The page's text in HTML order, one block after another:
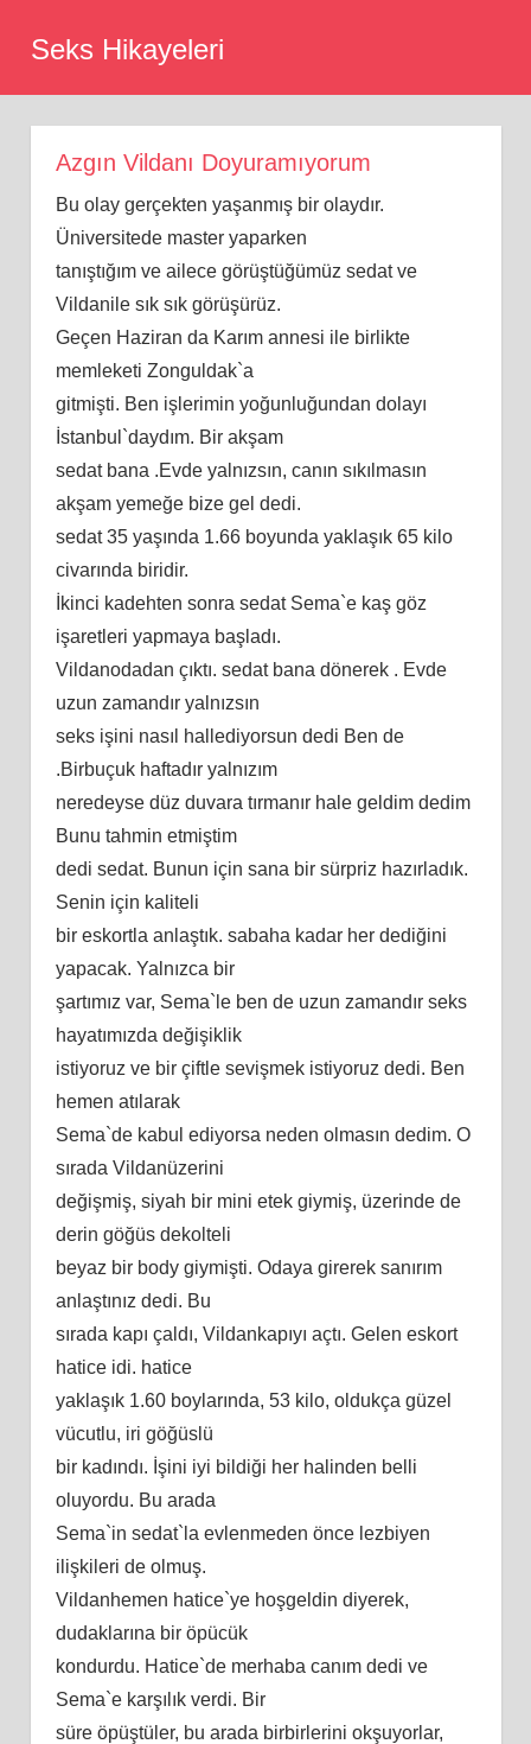
Seks Hikayeleri
Azgın Vildanı Doyuramıyorum
Bu olay gerçekten yaşanmış bir olaydır.
Üniversitede master yaparken
tanıştığım ve ailece görüştüğümüz sedat ve
Vildanile sık sık görüşürüz.
Geçen Haziran da Karım annesi ile birlikte
memleketi Zonguldak`a
gitmişti. Ben işlerimin yoğunluğundan dolayı
İstanbul`daydım. Bir akşam
sedat bana .Evde yalnızsın, canın sıkılmasın
akşam yemeğe bize gel dedi.
sedat 35 yaşında 1.66 boyunda yaklaşık 65 kilo
civarında biridir.
İkinci kadehten sonra sedat Sema`e kaş göz
işaretleri yapmaya başladı.
Vildanodadan çıktı. sedat bana dönerek . Evde
uzun zamandır yalnızsın
seks işini nasıl hallediyorsun dedi Ben de
.Birbuçuk haftadır yalnızım
neredeyse düz duvara tırmanır hale geldim dedim
Bunu tahmin etmiştim
dedi sedat. Bunun için sana bir sürpriz hazırladık.
Senin için kaliteli
bir eskortla anlaştık. sabaha kadar her dediğini
yapacak. Yalnızca bir
şartımız var, Sema`le ben de uzun zamandır seks
hayatımızda değişiklik
istiyoruz ve bir çiftle sevişmek istiyoruz dedi. Ben
hemen atılarak
Sema`de kabul ediyorsa neden olmasın dedim. O
sırada Vildanüzerini
değişmiş, siyah bir mini etek giymiş, üzerinde de
derin göğüs dekolteli
beyaz bir body giymişti. Odaya girerek sanırım
anlaştınız dedi. Bu
sırada kapı çaldı, Vildankapıyı açtı. Gelen eskort
hatice idi. hatice
yaklaşık 1.60 boylarında, 53 kilo, oldukça güzel
vücutlu, iri göğüslü
bir kadındı. İşini iyi bildiği her halinden belli
oluyordu. Bu arada
Sema`in sedat`la evlenmeden önce lezbiyen
ilişkileri de olmuş.
Vildanhemen hatice`ye hoşgeldin diyerek,
dudaklarına bir öpücük
kondurdu. Hatice`de merhaba canım dedi ve
Sema`e karşılık verdi. Bir
süre öpüştüler, bu arada birbirlerini okşuyorlar,